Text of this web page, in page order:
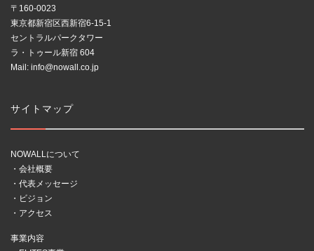
〒160-0023
東京都新宿区西新宿6-15-1
セントラルパークタワー
ラ・トゥール新宿 604
Mail: info@nowall.co.jp
サイトマップ
NOWALLについて
・会社概要
・代表メッセージ
・ビジョン
・アクセス
事業内容